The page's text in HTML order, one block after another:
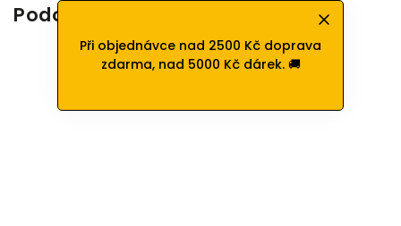
Při objednávce nad 2500 Kč doprava
zdarma, nad 5000 Kč dárek. 🚚
Podobné produkty